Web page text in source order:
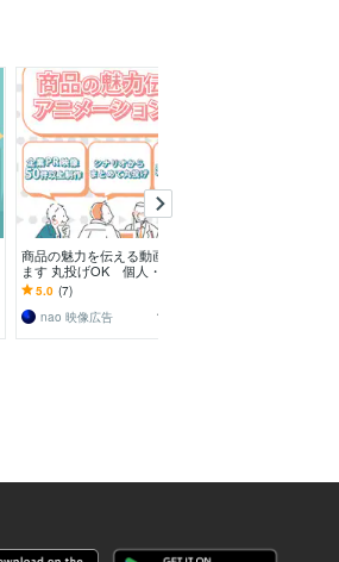
商品の魅力を伝える動画を制作し
ます 丸投げOK 個人・企業を問
わず、様々なジャンルの動画を制
作
5.0 (7)
nao 映像広告
15,000